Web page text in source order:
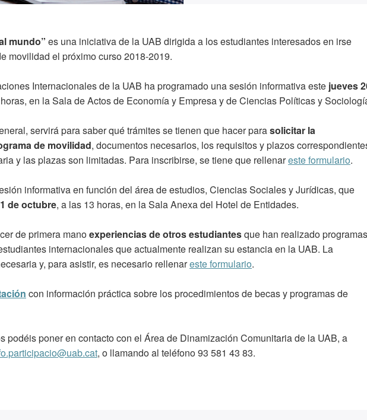
mundo” es una iniciativa de la UAB dirigida a los estudiantes interesados en irse
movilidad el próximo curso 2018-2019.
Internacionales de la UAB ha programado una sesión informativa este jueves
en la Sala de Actos de Economía y Empresa y de Ciencias Políticas y
servirá para saber qué trámites se tienen que hacer parasolicitar la
de movilidad, documentos necesarios, los requisitos y plazos
y las plazas son limitadas. Para inscribirse, se tiene que rellenareste formulario.
informativa en función del área de estudios, Ciencias Sociales y Jurídicas, que
de octubre, a las 13 horas, en la Sala Anexa del Hotel de Entidades.
de primera manoexperiencias de otros estudiantesque han realizado programas
internacionales que actualmente realizan su estancia en la UAB. La
y, para asistir, es necesario rellenareste formulario.
con información práctica sobre los procedimientos de becas y programas de
podéis poner en contacto con el Área de Dinamización Comunitaria de la UAB, a
, o llamando al teléfono 93 581 43 83.